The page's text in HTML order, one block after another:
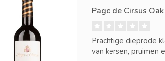
Pago de Cirsus
Prachtige dieprode
van kersen, pruimen